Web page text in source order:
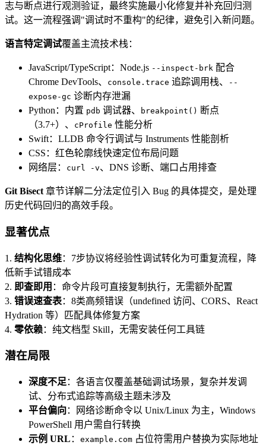
志与断点进行观测验证，最终实施最小化修复并补充回归测
试。这一流程强调"调试时不重构"的纪律，避免引入新问题。
语言特定调试覆盖主流技术栈：
JavaScript/TypeScript：Node.js --inspect-brk 配合
Chrome DevTools、
console.trace 追踪调用栈、
--
expose-gc 诊断内存泄漏
Python：内置 pdb 调试器、 breakpoint() 断点
（3.7+）、
cProfile 性能分析
Swift：LLDB 命令行调试与 Instruments 性能剖析
CSS：红色轮廓线快速定位布局问题
网络层：
curl -v、DNS 诊断、端口占用排查
Git Bisect 章节详解二分法定位引入 Bug 的具体提交，是处理
历史代码回归的高效手段。
显著优点
1. 结构化思维：7步协议将经验性调试转化为可重复流程，降
低新手试错成本
2. 即查即用 ：命令片段可直接复制执行，无需额外配置
3. 错误速查表：8类高频错误（undefined 访问、CORS、React
Hydration 等）匹配具体修复方案
4. 零依赖：纯文档型 Skill，无需安装任何工具链
潜在局限
深度不足 ：各语言仅覆盖基础调试场景，复杂并发调
试、分布式追踪等高级主题未涉及
平台偏向 ：网络诊断命令以 Unix/Linux 为主，Windows
PowerShell 用户需自行转换
示例 URL ： example.com 占位符需用户替换为实际地址